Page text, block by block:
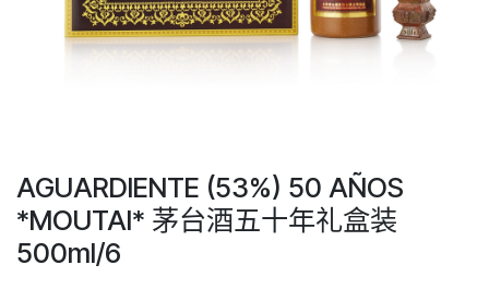
AGUARDIENTE (53%) 50 AÑOS
*MOUTAI* 茅台酒五十年礼盒装
500ml/6